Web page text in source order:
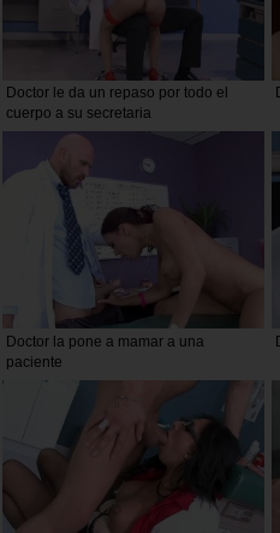
Doctor le da un repaso por todo el
cuerpo a su secretaria
Doctor la pone a mamar a una
paciente